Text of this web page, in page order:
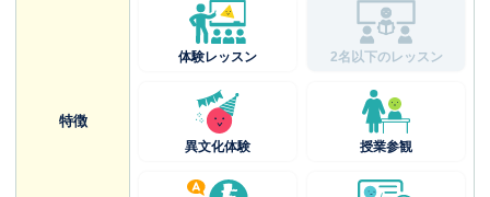
特徴
体験レッスン 2名以下のレッスン
異文化体験 授業参観